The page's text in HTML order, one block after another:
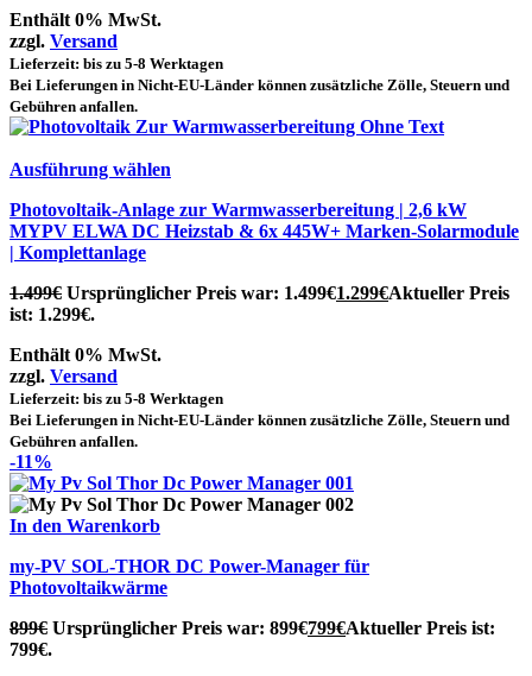
Enthält 0% MwSt.
zzgl. Versand
Lieferzeit: bis zu 5-8 Werktagen
Bei Lieferungen in Nicht-EU-Länder können zusätzliche Zölle, Steuern und
Gebühren anfallen.
Ausführung wählen
Photovoltaik-Anlage zur Warmwasserbereitung | 2,6 kW
MYPV ELWA DC Heizstab & 6x 445W+ Marken-Solarmodule
| Komplettanlage
1.499€ Ursprünglicher Preis war: 1.499€1.299€Aktueller Preis
ist: 1.299€.
Enthält 0% MwSt.
zzgl. Versand
Lieferzeit: bis zu 5-8 Werktagen
Bei Lieferungen in Nicht-EU-Länder können zusätzliche Zölle, Steuern und
Gebühren anfallen.
-11%
In den Warenkorb
my-PV SOL-THOR DC Power-Manager für
Photovoltaikwärme
899€ Ursprünglicher Preis war: 899€799€Aktueller Preis ist:
799€.